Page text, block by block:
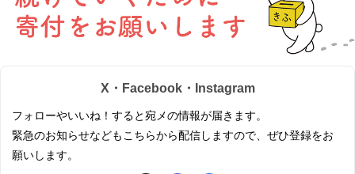
X・Facebook・Instagram
フォローやいいね！すると宛メの情報が届きます。
緊急のお知らせなどもこちらから配信しますので、ぜひ登録をお
願いします。